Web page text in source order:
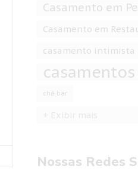
Casamento em
Casamento em
casamento intimista
chá bar
Nossas Redes